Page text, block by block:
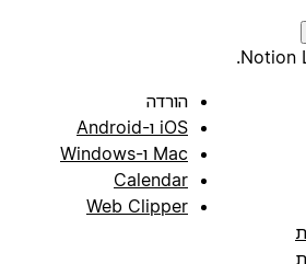
הורדה
iOS ו-Android
Mac ו-Windows
Calendar
Web Clipper